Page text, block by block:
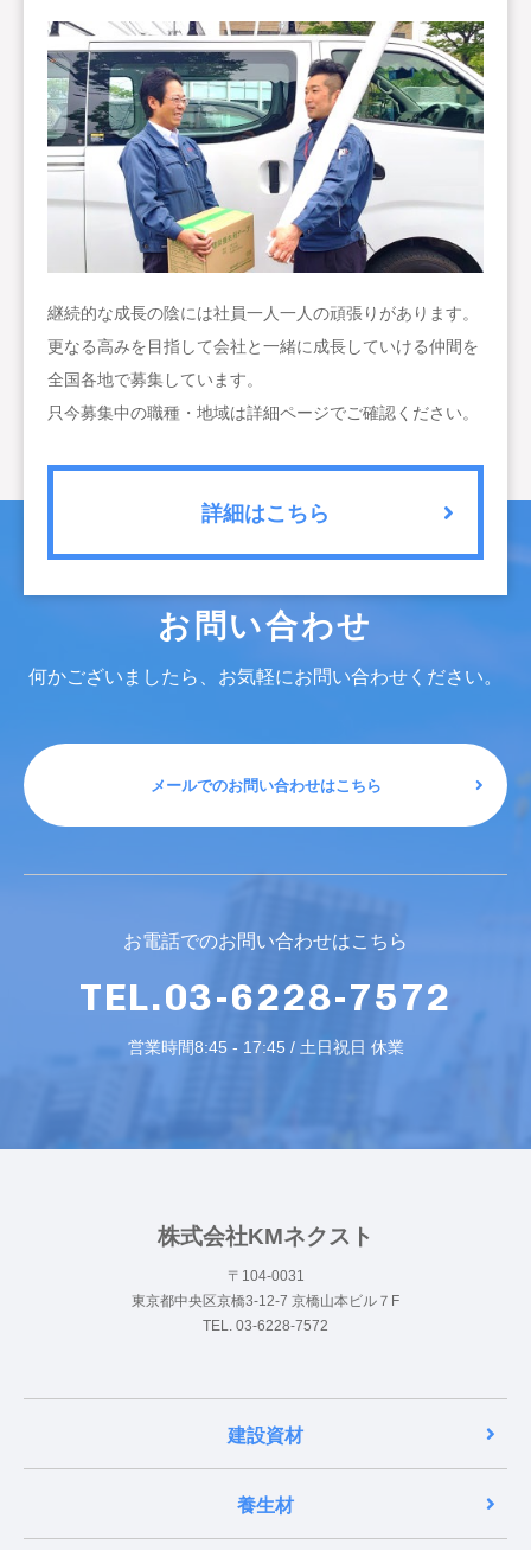
継続的な成長の陰には社員一人一人の頑張りがあります。
更なる高みを目指して会社と一緒に成長していける仲間を
全国各地で募集しています。
只今募集中の職種・地域は詳細ページでご確認ください。
詳細はこちら
お問い合わせ
何かございましたら、お気軽にお問い合わせください。
メールでのお問い合わせはこちら
お電話でのお問い合わせはこちら
TEL.03-6228-7572
営業時間8:45 - 17:45 / 土日祝日 休業
株式会社KMネクスト
〒104-0031
東京都中央区京橋3-12-7 京橋山本ビル７F
TEL. 03-6228-7572
建設資材
養生材